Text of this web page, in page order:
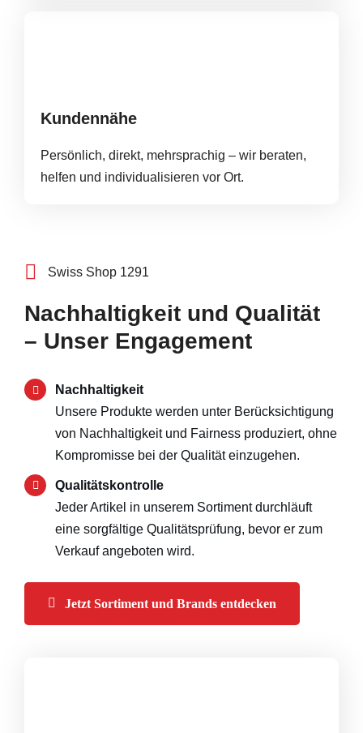
Kundennähe
Persönlich, direkt, mehrsprachig – wir beraten,
helfen und individualisieren vor Ort.
Swiss Shop 1291
Nachhaltigkeit und Qualität
– Unser Engagement
Nachhaltigkeit
Unsere Produkte werden unter Berücksichtigung
von Nachhaltigkeit und Fairness produziert, ohne
Kompromisse bei der Qualität einzugehen.
Qualitätskontrolle
Jeder Artikel in unserem Sortiment durchläuft
eine sorgfältige Qualitätsprüfung, bevor er zum
Verkauf angeboten wird.
Jetzt Sortiment und Brands entdecken